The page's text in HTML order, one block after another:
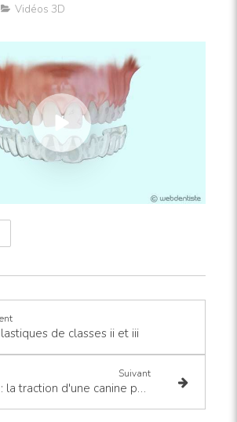
Vidéos 3D
de classes ii et iii
Suivant
Orthodontie : la traction d'une canine palatine incluse